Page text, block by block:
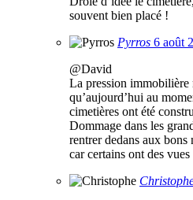
souvent bien placé !
Pyrros 6 août
@David
La pression immobilière
qu’aujourd’hui au
cimetières ont été
Dommage dans les
rentrer dedans aux
car certains ont des